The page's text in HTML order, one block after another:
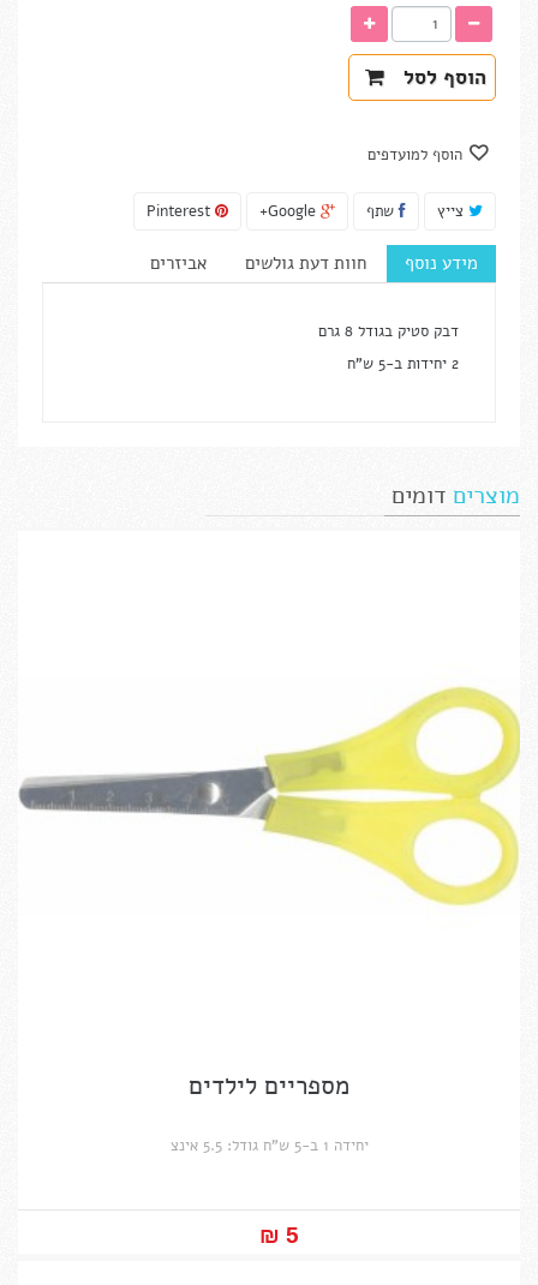
הוסף לסל
הוסף למועדפים
צייץ שתף
מידע נוסף חוות דעת גולשים אביזרים
דבק סטיק בגודל 8 גרם
2 יחידות ב-5 ש"ח
מוצרים דומים
מספריים לילדים
יחידה 1 ב-5 ש"ח גודל: 5.5 אינצ
5 ₪‎